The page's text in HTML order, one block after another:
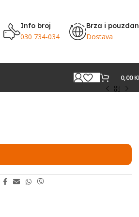
Info broj
030 734-034
Brza i
Dostava
0,00